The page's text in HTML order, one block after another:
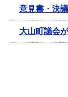
意見書・決議
大山町議会